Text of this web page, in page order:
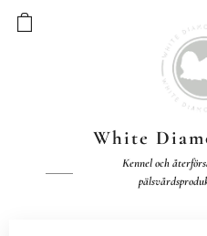
White
Kennel och